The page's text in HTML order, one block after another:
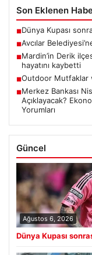
Son Eklenen
■Dünya Kupası
■Avcılar
■Mardin’in Derik
hayatını kaybetti
■Outdoor Mutfaklar
■Merkez Bankası
Açıklayacak?
Yorumları
Güncel
Ağustos 6, 2026
Dünya Kupası